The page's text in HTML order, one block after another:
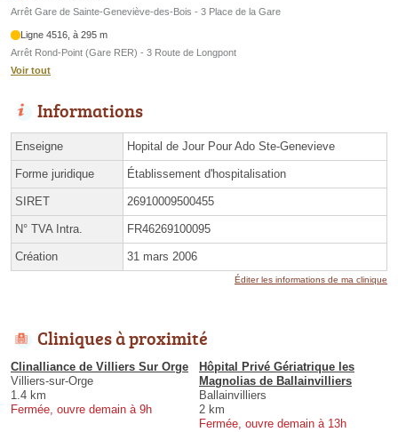
Arrêt Gare de Sainte-Geneviève-des-Bois - 3 Place de la Gare
Ligne 4516, à 295 m
Arrêt Rond-Point (Gare RER) - 3 Route de Longpont
Voir tout
Informations
Enseigne Hopital de Jour Pour Ado Ste-Genevieve
Forme juridique Établissement d'hospitalisation
SIRET 26910009500455
N° TVA Intra. FR46269100095
Création 31 mars 2006
Éditer les informations de ma clinique
Cliniques à proximité
Clinalliance de Villiers Sur Orge
Villiers-sur-Orge
1.4 km
Fermée, ouvre demain à 9h
Hôpital Privé Gériatrique les
Magnolias de Ballainvilliers
Ballainvilliers
2 km
Fermée, ouvre demain à 13h